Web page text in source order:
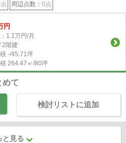
周辺点数： 0点
円
1.1万円/月
2階建
-/45.71坪
264.47㎡/80坪
めて
検討リストに追加
と見る